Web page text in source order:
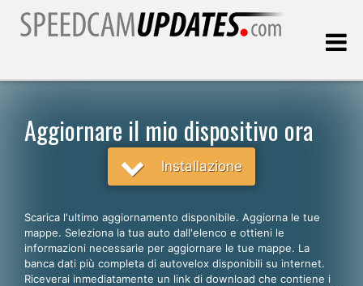
Italiano
English
Aggiornare il mio dispositivo ora
Installazione
Scarica l'ultimo aggiornamento disponibile. Aggiorna le tue
mappe. Seleziona la tua auto dall'elenco e ottieni le
informazioni necessarie per aggiornare le tue mappe. La
banca dati più completa di autovelox disponibili su internet.
Riceverai inmediatamente un link di download che contiene i